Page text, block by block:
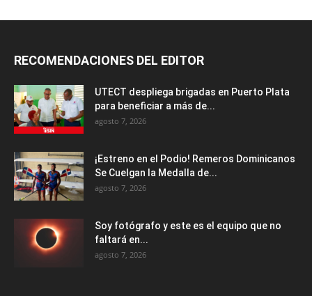
RECOMENDACIONES DEL EDITOR
UTECT despliega brigadas en Puerto Plata
para beneficiar a más de...
agosto 7, 2026
¡Estreno en el Podio! Remeros Dominicanos
Se Cuelgan la Medalla de...
agosto 7, 2026
Soy fotógrafo y este es el equipo que no
faltará en...
agosto 7, 2026